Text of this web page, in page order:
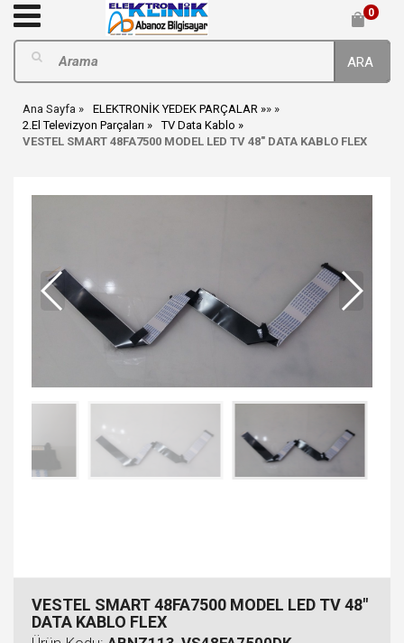
0
ARA
Ana Sayfa ELEKTRONİK YEDEK PARÇALAR
»
2.El Televizyon Parçaları
»
TV Data Kablo
VESTEL SMART 48FA7500 MODEL LED TV 48" DATA KABLO FLEX
VESTEL SMART 48FA7500 MODEL LED TV 48"
DATA KABLO FLEX